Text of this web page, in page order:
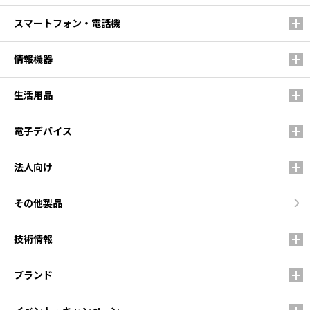
スマートフォン・電話機
情報機器
生活用品
電子デバイス
法人向け
その他製品
技術情報
ブランド